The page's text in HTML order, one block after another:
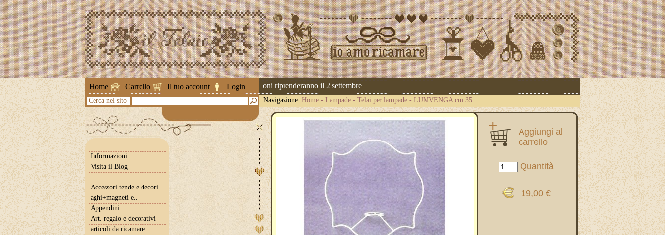
Home Carrello Il tuo account Login
Attenzione ! Le spedizioni riprenderanno il 2 settembre
Cerca nel sito Navigazione: Home - Lampade - Telai per lampade - LUMVENGA cm 35
Informazioni
Visita il Blog
Accessori tende e decori
aghi+magneti e..
Appendini
Art. regalo e decorativi
articoli da ricamare
Aggiungi al
carrello
Quantità
19,00 €